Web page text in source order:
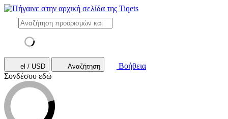
el / USD Αναζήτηση
Βοήθεια
Συνδέσου εδώ